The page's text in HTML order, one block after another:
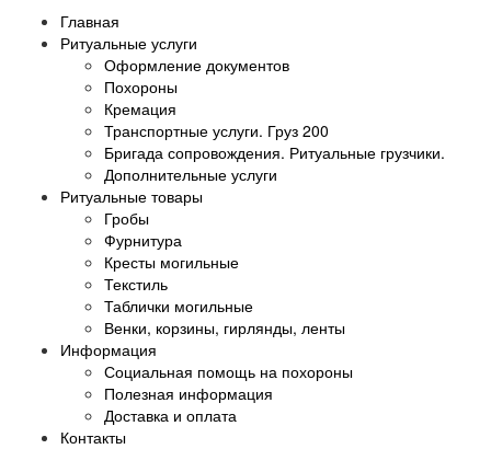
Главная
Ритуальные услуги
Оформление документов
Похороны
Кремация
Транспортные услуги. Груз 200
Бригада сопровождения. Ритуальные грузчики.
Дополнительные услуги
Ритуальные товары
Гробы
Фурнитура
Кресты могильные
Текстиль
Таблички могильные
Венки, корзины, гирлянды, ленты
Информация
Социальная помощь на похороны
Полезная информация
Доставка и оплата
Контакты